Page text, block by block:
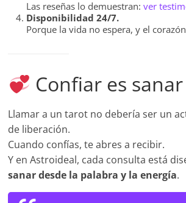
Las reseñas lo demuestran:ver
Disponibilidad 24/7.
Porque la vida no espera, y el
Confiar es sanar
Llamar a un tarot no debería ser un
de liberación.
Cuando confías, te abres a recibir.
Y en Astroideal, cada consulta está
sanar desde la palabra y la energía.